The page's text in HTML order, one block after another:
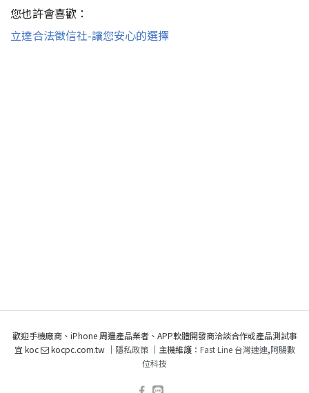
您也許會喜歡：
立達合法徵信社-讓您安心的選擇
歡迎手機廠商、iPhone 周邊產品業者、APP軟體開發商洽談合作或產品測試事
宜 koc
kocpc.com.tw ｜ 隱私政策｜主機維護： Fast Line 台灣速連,阿腸數
位科技